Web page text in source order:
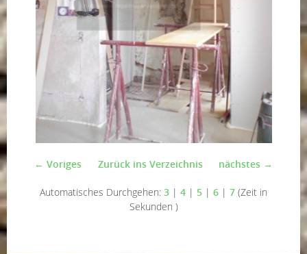
← Voriges nächstes →
Zurück ins Verzeichnis
Automatisches Durchgehen: 3 | 4 | 5 | 6 | 7 (Zeit in
Sekunden )